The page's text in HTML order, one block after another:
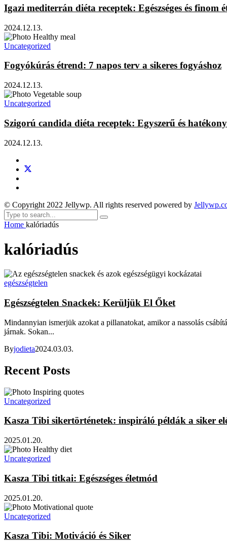
Igazi mediterrán diéta receptek: Egészséges és finom
2024.12.13.
Uncategorized
Fogyókúrás étrend: 7 napos terv a sikeres fogyáshoz
2024.12.13.
Uncategorized
Szigorú candida diéta receptek: Egyszerű és
2024.12.13.
© Copyright 2022 Jellywp. All rights reserved powered by
Home kalóriadús
kalóriadús
egészségtelen
Egészségtelen Snackek: Kerüljük El Őket
Mindannyian ismerjük azokat a pillanatokat, amikor a nassolás
járnak. Sokan...
Byjodieta2024.03.03.
Recent Posts
Uncategorized
Kasza Tibi sikertörténetek: inspiráló példák a siker
2025.01.20.
Uncategorized
Kasza Tibi titkai: Egészséges életmód
2025.01.20.
Uncategorized
Kasza Tibi: Motiváció és Siker